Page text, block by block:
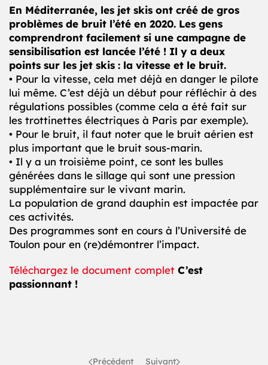
En Méditerranée, les jet skis ont créé de gros
problèmes de bruit l’été en 2020. Les gens
comprendront facilement si une campagne de
sensibilisation est lancée l’été ! Il y a deux
points sur les jet skis : la vitesse et le bruit.
• Pour la vitesse, cela met déjà en danger le pilote
lui même. C’est déjà un début pour réfléchir à des
régulations possibles (comme cela a été fait sur
les trottinettes électriques à Paris par exemple).
• Pour le bruit, il faut noter que le bruit aérien est
plus important que le bruit sous-marin.
• Il y a un troisième point, ce sont les bulles
générées dans le sillage qui sont une pression
supplémentaire sur le vivant marin.
La population de grand dauphin est impactée par
ces activités.
Des programmes sont en cours à l’Université de
Toulon pour en (re)démontrer l’impact.
Téléchargez le document complet C’est
passionnant !
Précédent Suivant